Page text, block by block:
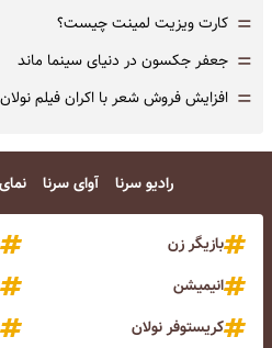
= کارت ویزیت لمینت چیست؟
= جعفر جکسون در دنیای سینما ماند
= افزایش فروش شعر با اکران فیلم نولان
رادیو سرنا آوای سرنا
بازیگر زن
انیمیشن
کریستوفر نولان